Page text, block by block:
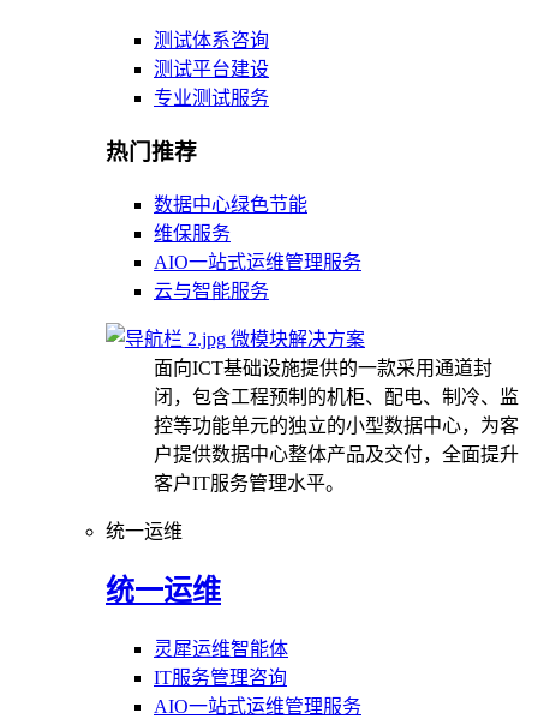
测试体系咨询
测试平台建设
专业测试服务
热门推荐
数据中心绿色节能
维保服务
AIO一站式运维管理服务
云与智能服务
微模块解决方案
面向ICT基础设施提供的一款采用通道封
闭，包含工程预制的机柜、配电、制冷、监
控等功能单元的独立的小型数据中心，为客
户提供数据中心整体产品及交付，全面提升
客户IT服务管理水平。
统一运维
统一运维
灵犀运维智能体
IT服务管理咨询
AIO一站式运维管理服务